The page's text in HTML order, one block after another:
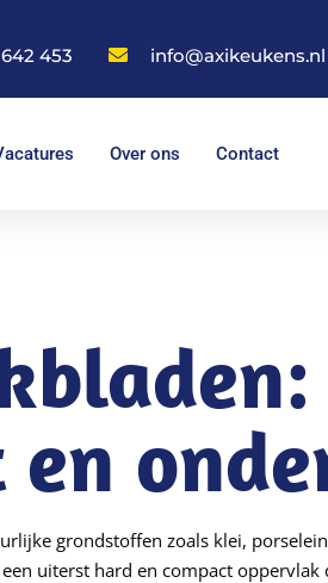
453 info@axikeukens.nl
Over ons Contact
grondstoffen zoals klei,
uiterst hard en compact